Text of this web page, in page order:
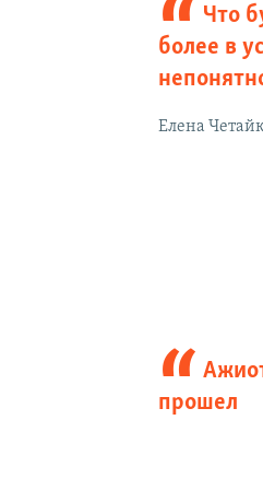
Что
более в
Елена
прошел